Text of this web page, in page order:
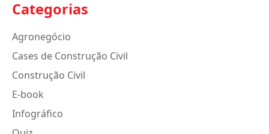
Categorias
Agronegócio
Cases de Construção Civil
Construção Civil
E-book
Infográfico